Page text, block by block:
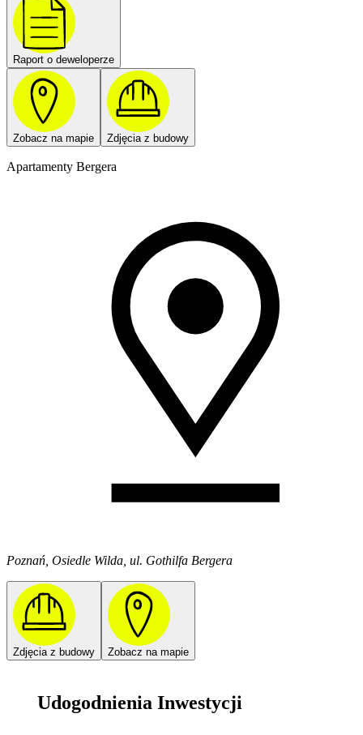
Raport o deweloperze
Zobacz na mapie Zdjęcia z budowy
Apartamenty Bergera
Poznań, Osiedle Wilda, ul. Gothilfa Bergera
Zdjęcia z budowy Zobacz na mapie
Udogodnienia Inwestycji